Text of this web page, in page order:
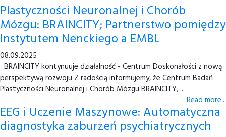
Plastyczności Neuronalnej i Chorób
Mózgu: BRAINCITY; Partnerstwo pomiędzy
Instytutem Nenckiego a EMBL
08.09.2025
BRAINCITY kontynuuje działalność - Centrum Doskonałości z nową
perspektywą rozwoju Z radością informujemy, że Centrum Badań
Plastyczności Neuronalnej i Chorób Mózgu BRAINCITY, ...
Read more...
EEG i Uczenie Maszynowe: Automatyczna
diagnostyka zaburzeń psychiatrycznych